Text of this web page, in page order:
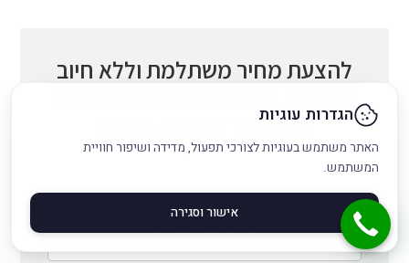
להצעת מחיר משתלמת וללא חיוב
או השאירו פרטים בטופס
הגדרות עוגיות
האתר משתמש בעוגיות לצורכי תפעול, מדידה ושיפור חוויית
המשתמש.
אישור וסגירה
שלח לנו הודעה בוואטסאפ